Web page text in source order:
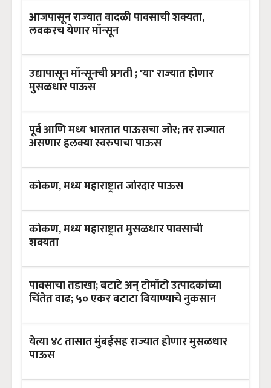
आजपासून राज्यात वादळी पावसाची शक्यता,
लवकरच येणार मॉन्सून
उद्यापासून मॉन्सूनची प्रगती ; 'या' राज्यात होणार
मुसळधार पाऊस
पूर्व आणि मध्य भारतात पाऊसचा जोर; तर राज्यात
असणार हलक्या स्वरुपाचा पाऊस
कोकण, मध्य महाराष्ट्रात जोरदार पाऊस
कोकण, मध्य महाराष्ट्रात मुसळधार पावसाची
शक्यता
पावसाचा तडाखा; बटाटे अन् टोमॉटो उत्पादकांच्या
चिंतेत वाढ; ५० एकर बटाटा बियाण्याचे नुकसान
येत्या ४८ तासात मुंबईसह राज्यात होणार मुसळधार
पाऊस